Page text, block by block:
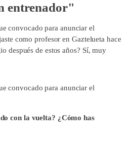
entrenador"
convocado para anunciar el
como profesor en Gaztelueta hace
después de estos años? Sí, muy
convocado para anunciar el
con la vuelta? ¿Cómo has